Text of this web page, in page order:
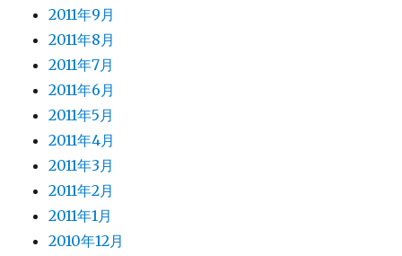
2011年9月
2011年8月
2011年7月
2011年6月
2011年5月
2011年4月
2011年3月
2011年2月
2011年1月
2010年12月